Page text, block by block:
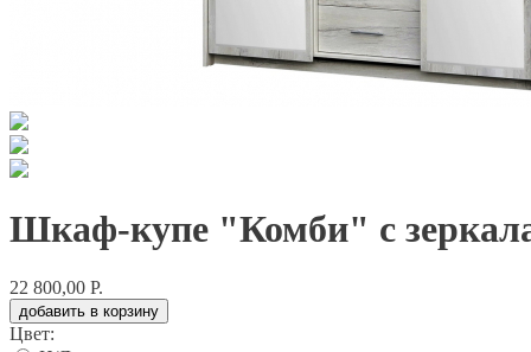
Шкаф-купе "Комби" с
22 800,00 Р.
добавить в корзину
Цвет: